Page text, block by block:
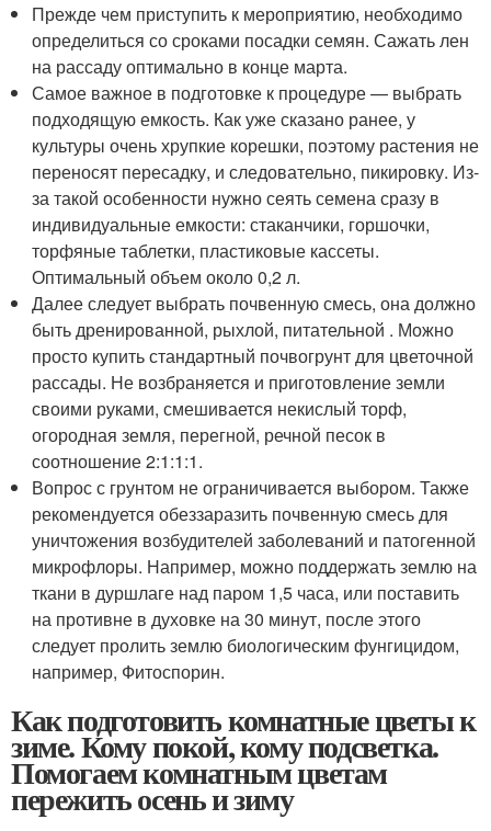
Прежде чем приступить к мероприятию, необходимо
определиться со сроками посадки семян. Сажать лен
на рассаду оптимально в конце марта.
Самое важное в подготовке к процедуре — выбрать
подходящую емкость. Как уже сказано ранее, у
культуры очень хрупкие корешки, поэтому растения не
переносят пересадку, и следовательно, пикировку. Из-
за такой особенности нужно сеять семена сразу в
индивидуальные емкости: стаканчики, горшочки,
торфяные таблетки, пластиковые кассеты.
Оптимальный объем около 0,2 л.
Далее следует выбрать почвенную смесь, она должно
быть дренированной, рыхлой, питательной . Можно
просто купить стандартный почвогрунт для цветочной
рассады. Не возбраняется и приготовление земли
своими руками, смешивается некислый торф,
огородная земля, перегной, речной песок в
соотношение 2:1:1:1.
Вопрос с грунтом не ограничивается выбором. Также
рекомендуется обеззаразить почвенную смесь для
уничтожения возбудителей заболеваний и патогенной
микрофлоры. Например, можно поддержать землю на
ткани в дуршлаге над паром 1,5 часа, или поставить
на противне в духовке на 30 минут, после этого
следует пролить землю биологическим фунгицидом,
например, Фитоспорин.
Как подготовить комнатные цветы к
зиме. Кому покой, кому подсветка.
Помогаем комнатным цветам
пережить осень и зиму